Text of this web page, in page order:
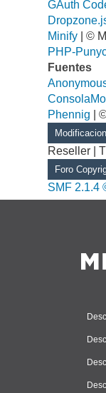
GAuth
Minify | ©
PHP-
Fuentes
Phennig |
Reseller |
Foro
SMF 2.1.4